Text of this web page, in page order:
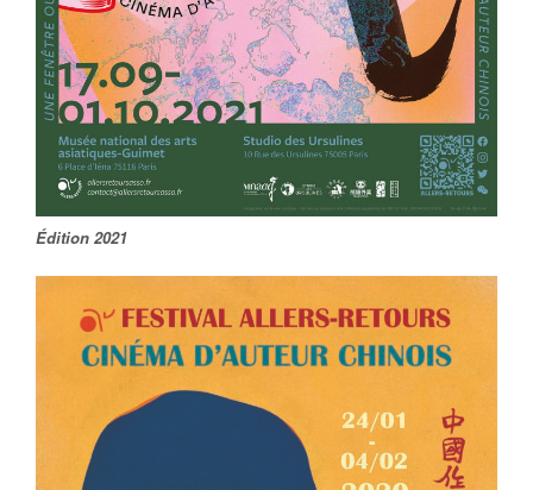
Édition 2021